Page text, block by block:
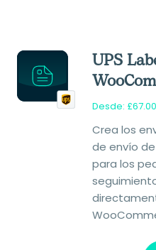
UPS
Desde: £67.00
Crea los
de envío
para los